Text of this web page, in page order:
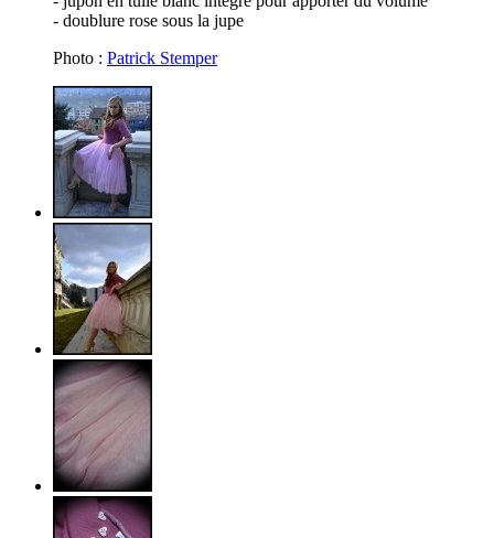
- doublure rose sous la jupe
Photo : Patrick Stemper